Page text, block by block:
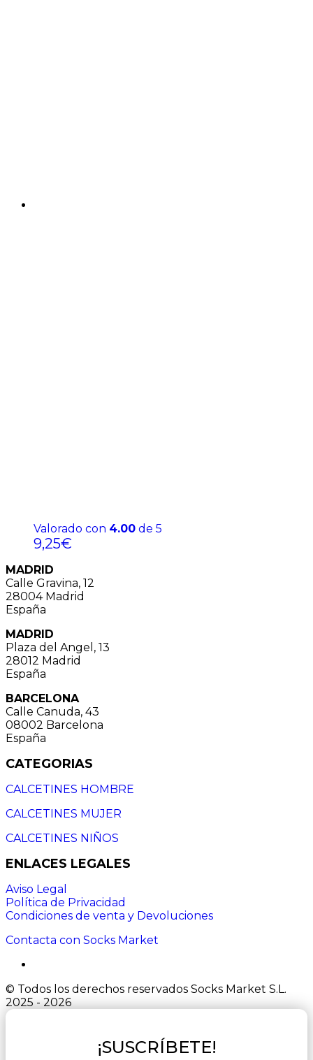
Valorado con 4.00 de 5
9,25€
MADRID
Calle Gravina, 12
28004 Madrid
España
MADRID
Plaza del Angel, 13
28012 Madrid
España
BARCELONA
Calle Canuda, 43
08002 Barcelona
España
CATEGORIAS
CALCETINES HOMBRE
CALCETINES MUJER
CALCETINES NIÑOS
ENLACES LEGALES
Aviso Legal
Política de Privacidad
Condiciones de venta y Devoluciones
Contacta con Socks Market
© Todos los derechos reservados Socks Market S.L.
2025 - 2026
¡SUSCRÍBETE!